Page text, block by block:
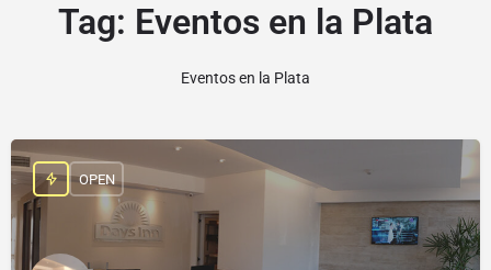
Tag: Eventos en la Plata
Eventos en la Plata
OPEN